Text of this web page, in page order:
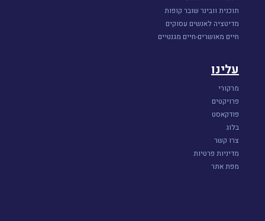
תוכנית וובינר שובר קופות
מדיטציה לאנשים עסוקים
חיים מאושרים-חיים מגנטיים
עלינו
מרקורי
פרויקטים
פודקאסט
בלוג
צרו קשר
מדיניות פרטיות
מפת אתר